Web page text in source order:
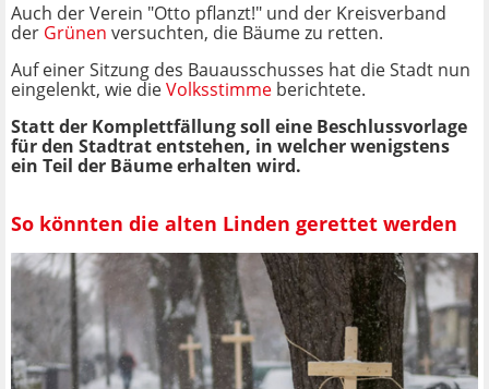
Auch der Verein "Otto pflanzt!" und der Kreisverband
der Grünen versuchten, die Bäume zu retten.
Auf einer Sitzung des Bauausschusses hat die Stadt nun
eingelenkt, wie dieVolksstimme berichtete.
Statt der Komplettfällung soll eine Beschlussvorlage
für den Stadtrat entstehen, in welcher wenigstens
ein Teil der Bäume erhalten wird.
So könnten die alten Linden gerettet werden